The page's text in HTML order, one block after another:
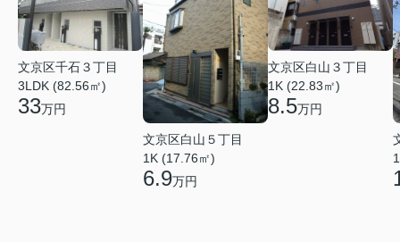
文京区千石３丁目
3LDK (82.56㎡)
33万円
文京区白山５丁目
1K (17.76㎡)
6.9万円
文京区白山３丁目
1K (22.83㎡)
8.5万円